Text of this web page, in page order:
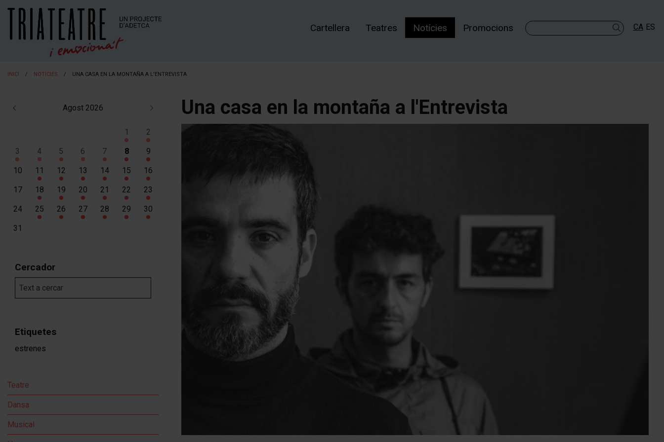
CA ES
Cercar
Cartellera Teatres Notícies Promocions
INICI NOTÍCIES UNA CASA EN LA MONTAÑA A L'ENTREVISTA
Una casa en la montaña a l'Entrevista
Agost 2026
1
Dissabte 1 d'agost
2
Diumenge 2 d'agost
3
Dilluns 3 d'agost
4
Dimarts 4 d'agost
5
Dimecres 5 d'agost
6
Dijous 6 d'agost
7
Divendres 7 d'agost
8
Dissabte 8 d'agost
9
Diumenge 9 d'agost
10
11
Dimarts 11 d'agost
12
Dimecres 12 d'agost
13
Dijous 13 d'agost
14
Divendres 14 d'agost
15
Dissabte 15 d'agost
16
Diumenge 16 d'agost
17
18
Dimarts 18 d'agost
19
Dimecres 19 d'agost
20
Dijous 20 d'agost
21
Divendres 21 d'agost
22
Dissabte 22 d'agost
23
Diumenge 23 d'agost
24
25
26
27
28
29
30
31
Cercador
Etiquetes
estrenes
Teatre
Dansa
Musical